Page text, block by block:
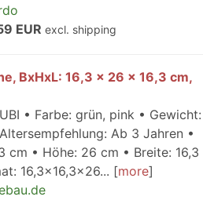
EUR excl. shipping
BxHxL: 16,3 x 26 x 16,3 cm,
• Farbe: grün, pink • Gewicht:
Ab 3 Jahren •
cm • Höhe: 26 cm • Breite: 16,3
16,3x16,3x26...
more